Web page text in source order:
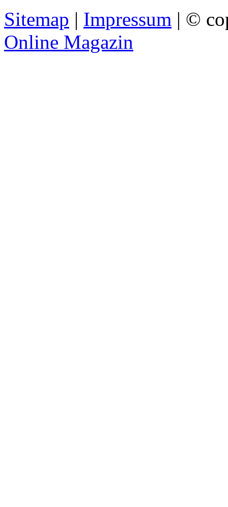
Sitemap | Impressum | ©
Online Magazin